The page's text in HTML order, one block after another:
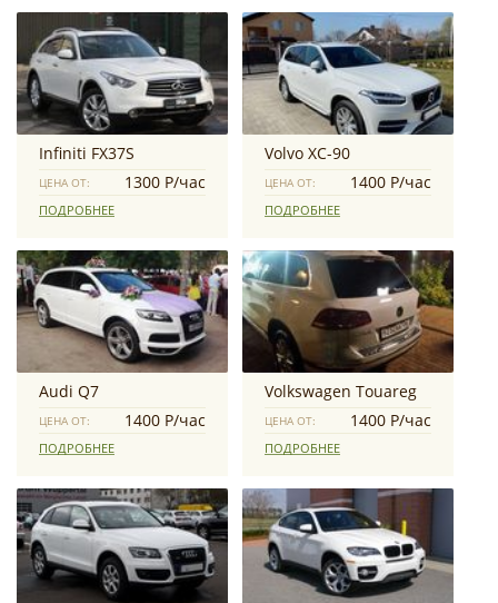
Infiniti FX37S
ЦЕНА ОТ: 1300 Р/час
ПОДРОБНЕЕ
Volvo XC-90
ЦЕНА ОТ: 1400 Р/час
ПОДРОБНЕЕ
Audi Q7
ЦЕНА ОТ: 1400 Р/час
ПОДРОБНЕЕ
Volkswagen Touareg
ЦЕНА ОТ: 1400 Р/час
ПОДРОБНЕЕ